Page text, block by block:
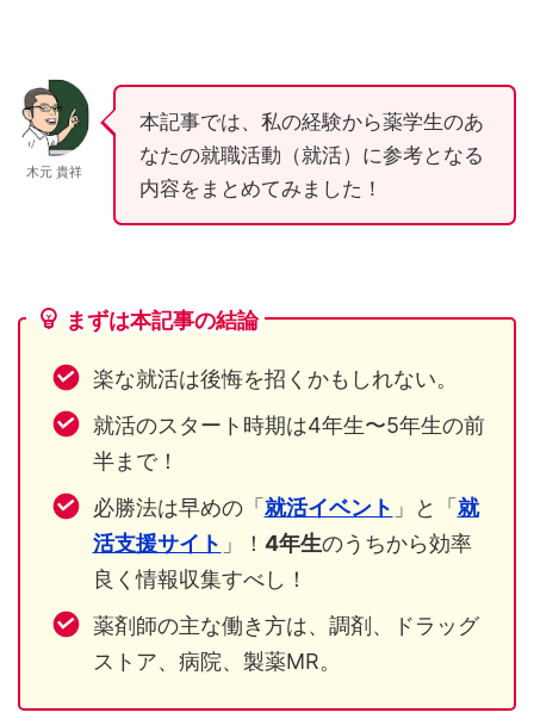
木元 貴祥
本記事では、私の経験から薬学生のあ
なたの就職活動（就活）に参考となる
内容をまとめてみました！
まずは本記事の結論
楽な就活は後悔を招くかもしれない。
就活のスタート時期は4年生〜5年生の前
半まで！
必勝法は早めの「就活イベント 」と「就
活支援サイト 」！ 4年生のうちから効率
良く情報収集すべし！
薬剤師の主な働き方は、調剤、ドラッグ
ストア、病院、製薬MR。